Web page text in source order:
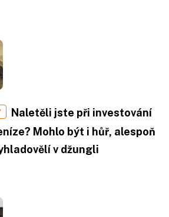
Naletěli jste při investování
Mohlo být i hůř, alespoň
v džungli